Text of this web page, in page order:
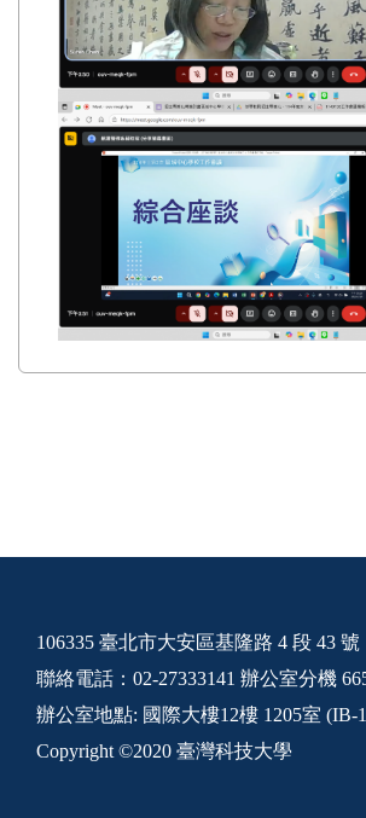
106335 臺北市大安區基隆路 4 段 43 號
聯絡電話：02-27333141 辦公室分機
辦公室地點: 國際大樓12樓 1205室 (IB-
Copyright ©2020 臺灣科技大學